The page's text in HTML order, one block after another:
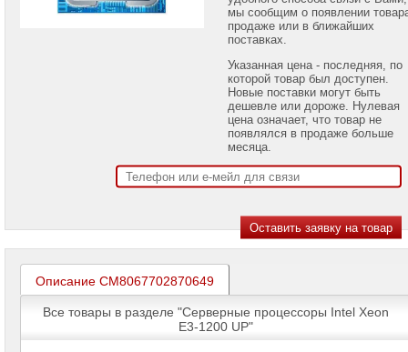
Name
Принтеры
плоттеры
МФУ
Серверы
мы сообщим о появлении
продаже или в ближайших
поставках.
Указанная цена - последняя, по
которой товар был доступен.
Новые поставки могут быть
дешевле или дороже. Нулевая
цена означает, что товар не
появлялся в продаже больше
месяца.
Описание CM8067702870649
Все товары в разделе "Серверные процессоры Intel Xeon
E3-1200 UP"